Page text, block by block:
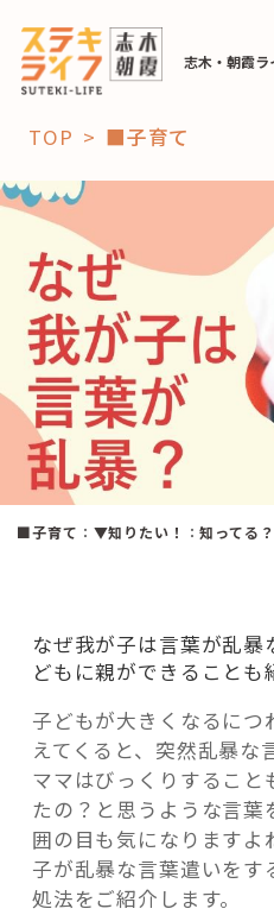
志木・朝霞ラ
「コト」
おすすめ
スポット
「場」
HAREL
「モノ」
fleXe
「ひと」
協賛・協力店
TOP ■子育て
■子育て ： ▼知りたい！ ：知ってる？
なぜ我が子は言葉が乱
どもに親ができることも
子どもが大きくなるにつ
えてくると、突然乱暴な
ママはびっくりすること
たの？と思うような言葉
囲の目も気になります
子が乱暴な言葉遣いをす
処法をご紹介します。